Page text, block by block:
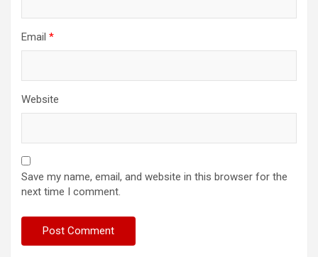
Email *
Website
Save my name, email, and website in this browser for the
next time I comment.